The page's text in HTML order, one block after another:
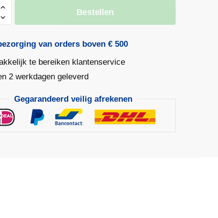
Bestellen
van orders boven € 500
te bereiken klantenservice
2 werkdagen geleverd
Gegarandeerd veilig afrekenen